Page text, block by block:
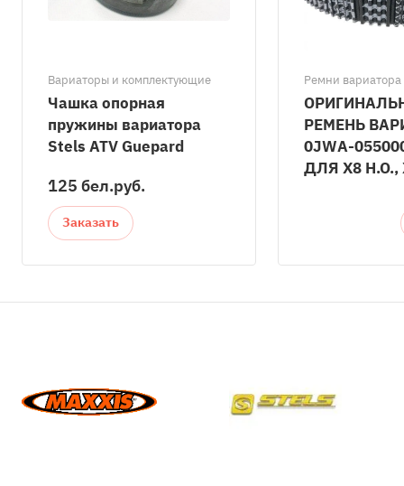
Вариаторы и комплектующие
Чашка опорная
пружины вариатора
Stels ATV Guepard
125 бел.руб.
Заказать
Ремни вариатора
РЕМЕНЬ
0JWA-
ДЛЯ X8 H.O.,